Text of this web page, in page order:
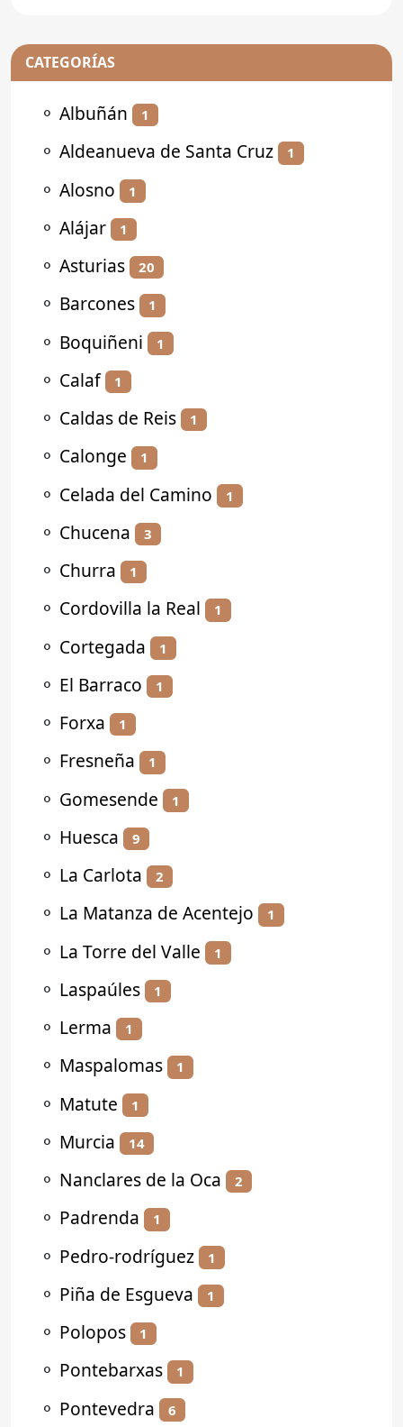
CATEGORÍAS
⚬ Albuñán 1
⚬ Aldeanueva de Santa Cruz 1
⚬ Alosno 1
⚬ Alájar 1
⚬ Asturias 20
⚬ Barcones 1
⚬ Boquiñeni 1
⚬ Calaf 1
⚬ Caldas de Reis 1
⚬ Calonge 1
⚬ Celada del Camino 1
⚬ Chucena 3
⚬ Churra 1
⚬ Cordovilla la Real 1
⚬ Cortegada 1
⚬ El Barraco 1
⚬ Forxa 1
⚬ Fresneña 1
⚬ Gomesende 1
⚬ Huesca 9
⚬ La Carlota 2
⚬ La Matanza de Acentejo 1
⚬ La Torre del Valle 1
⚬ Laspaúles 1
⚬ Lerma 1
⚬ Maspalomas 1
⚬ Matute 1
⚬ Murcia 14
⚬ Nanclares de la Oca 2
⚬ Padrenda 1
⚬ Pedro-rodríguez 1
⚬ Piña de Esgueva 1
⚬ Polopos 1
⚬ Pontebarxas 1
⚬ Pontevedra 6